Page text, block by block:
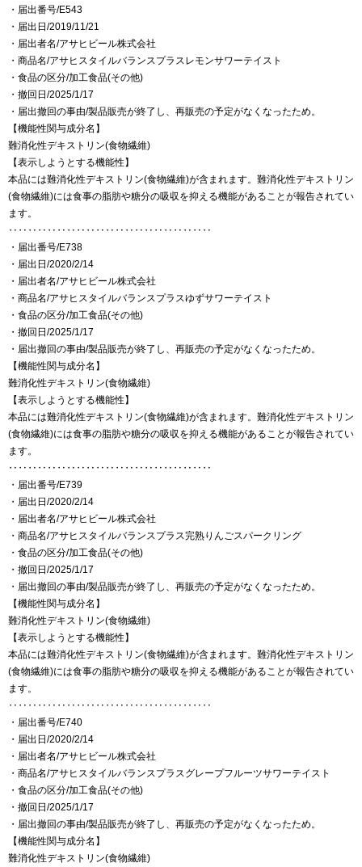
・届出番号/E543
・届出日/2019/11/21
・届出者名/アサヒビール株式会社
・商品名/アサヒスタイルバランスプラスレモンサワーテイスト
・食品の区分/加工食品(その他)
・撤回日/2025/1/17
・届出撤回の事由/製品販売が終了し、再販売の予定がなくなったため。
【機能性関与成分名】
難消化性デキストリン(食物繊維)
【表示しようとする機能性】
本品には難消化性デキストリン(食物繊維)が含まれます。難消化性デキストリン
(食物繊維)には食事の脂肪や糖分の吸収を抑える機能があることが報告されてい
ます。
‥‥‥‥‥‥‥‥‥‥‥‥‥‥‥‥‥‥‥‥‥
・届出番号/E738
・届出日/2020/2/14
・届出者名/アサヒビール株式会社
・商品名/アサヒスタイルバランスプラスゆずサワーテイスト
・食品の区分/加工食品(その他)
・撤回日/2025/1/17
・届出撤回の事由/製品販売が終了し、再販売の予定がなくなったため。
【機能性関与成分名】
難消化性デキストリン(食物繊維)
【表示しようとする機能性】
本品には難消化性デキストリン(食物繊維)が含まれます。難消化性デキストリン
(食物繊維)には食事の脂肪や糖分の吸収を抑える機能があることが報告されてい
ます。
‥‥‥‥‥‥‥‥‥‥‥‥‥‥‥‥‥‥‥‥‥
・届出番号/E739
・届出日/2020/2/14
・届出者名/アサヒビール株式会社
・商品名/アサヒスタイルバランスプラス完熟りんごスパークリング
・食品の区分/加工食品(その他)
・撤回日/2025/1/17
・届出撤回の事由/製品販売が終了し、再販売の予定がなくなったため。
【機能性関与成分名】
難消化性デキストリン(食物繊維)
【表示しようとする機能性】
本品には難消化性デキストリン(食物繊維)が含まれます。難消化性デキストリン
(食物繊維)には食事の脂肪や糖分の吸収を抑える機能があることが報告されてい
ます。
‥‥‥‥‥‥‥‥‥‥‥‥‥‥‥‥‥‥‥‥‥
・届出番号/E740
・届出日/2020/2/14
・届出者名/アサヒビール株式会社
・商品名/アサヒスタイルバランスプラスグレープフルーツサワーテイスト
・食品の区分/加工食品(その他)
・撤回日/2025/1/17
・届出撤回の事由/製品販売が終了し、再販売の予定がなくなったため。
【機能性関与成分名】
難消化性デキストリン(食物繊維)